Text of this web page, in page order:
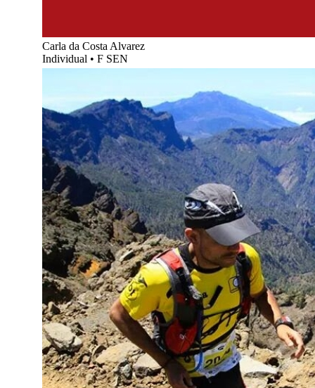
Carla da Costa Alvarez
Individual • F SEN